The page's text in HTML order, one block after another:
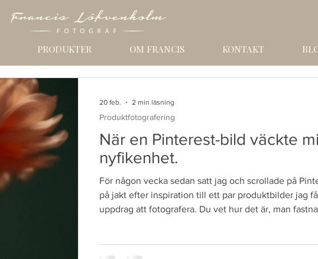
PRODUKTER OM FRANCIS KONTAKT
När en Pinterest-bild väckte
nyfikenhet.
För någon vecka sedan satt jag och scrollade på
på jakt efter inspiration till ett par produktbilder jag
uppdrag att fotografera. Du vet hur det är, man
Produktfotografering
20 feb. 2 min läsning